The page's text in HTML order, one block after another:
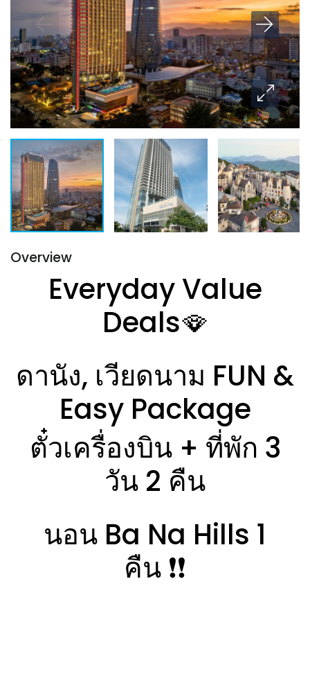
Overview
Everyday Value
Deals🪭
ดานัง, เวียดนาม FUN &
Easy Package
ตั๋วเครื่องบิน + ที่พัก 3
วัน 2 คืน
นอน Ba Na Hills 1
คืน ❗️❗️